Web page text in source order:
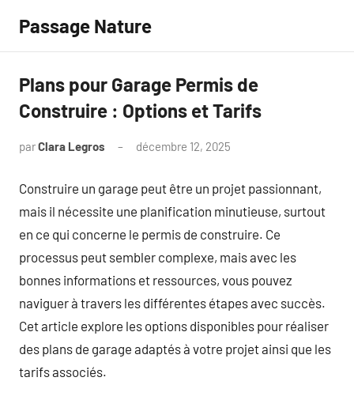
contenu
Passage Nature
Plans pour Garage Permis de
Construire : Options et Tarifs
parClara Legros décembre 12, 2025
Construire un garage peut être un projet passionnant,
mais il nécessite une planification minutieuse, surtout
en ce qui concerne le permis de construire. Ce
processus peut sembler complexe, mais avec les
bonnes informations et ressources, vous pouvez
naviguer à travers les différentes étapes avec succès.
Cet article explore les options disponibles pour réaliser
des plans de garage adaptés à votre projet ainsi que les
tarifs associés.